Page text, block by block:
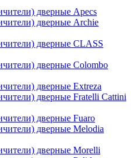
дверные Apecs
дверные Archie
дверные CLASS
дверные Colombo
дверные Extreza
дверные Fratelli Cattini
дверные Fuaro
дверные Melodia
дверные Morelli